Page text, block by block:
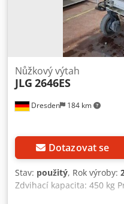
Dresden 184 km
Nůžkový výtah
JLG 2646ES
Dotazovat se
Stav: použitý, Rok výroby:
Zdvihací kapacita: 450 kg
centrum použitých